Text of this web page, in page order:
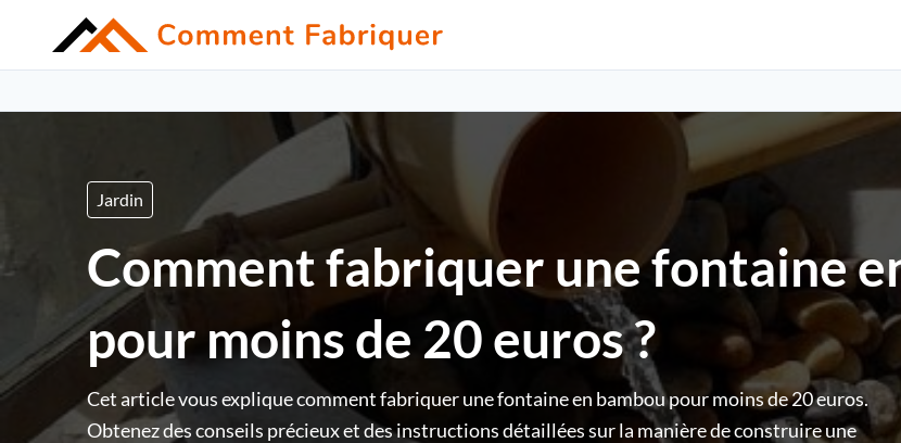
Jardin
Comment fabriquer une fontaine
pour moins de 20 euros ?
Cet article vous explique comment fabriquer une fontaine en bambou pour moins de 20 euros.
Obtenez des conseils précieux et des instructions détaillées sur la manière de construire une